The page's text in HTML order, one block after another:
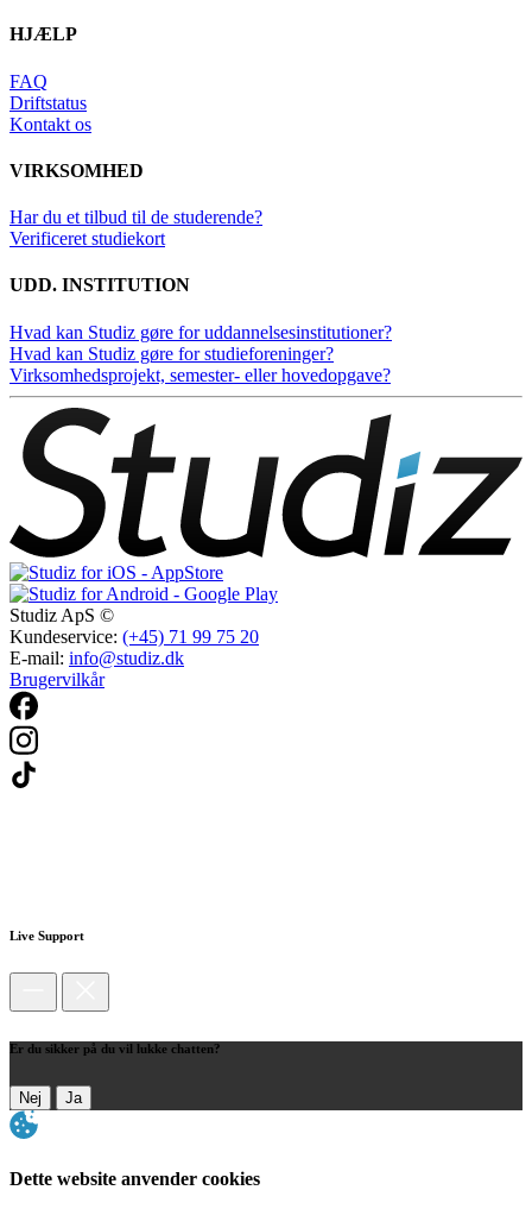
HJÆLP
FAQ
Driftstatus
Kontakt os
VIRKSOMHED
Har du et tilbud til de studerende?
Verificeret studiekort
UDD. INSTITUTION
Hvad kan Studiz gøre for uddannelsesinstitutioner?
Hvad kan Studiz gøre for studieforeninger?
Virksomhedsprojekt, semester- eller hovedopgave?
Studiz ApS ©
Kundeservice: (+45) 71 99 75 20
E-mail: info@studiz.dk
Brugervilkår
Live Support
Er du sikker på du vil lukke chatten?
Nej Ja
Dette website anvender cookies